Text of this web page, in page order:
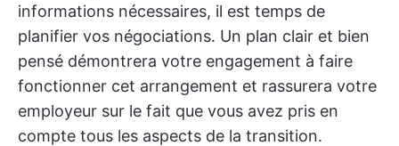
informations nécessaires, il est temps de
planifier vos négociations. Un plan clair et bien
pensé démontrera votre engagement à faire
fonctionner cet arrangement et rassurera votre
employeur sur le fait que vous avez pris en
compte tous les aspects de la transition.